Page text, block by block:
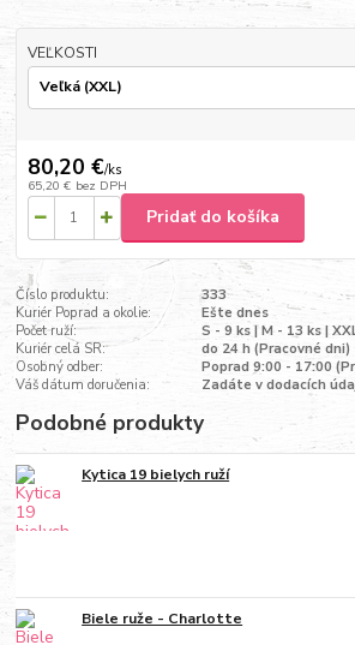
VEĽKOSTI
80,20 €/ks
65,20 € bez DPH
Pridať do košíka
Číslo produktu:
333
Kuriér Poprad a okolie:
Ešte dnes
Počet ruží:
S - 9 ks | M - 13 ks |
Kuriér celá SR:
do 24 h (Pracovné dni)
Osobný odber:
Poprad 9:00 - 17:00
Váš dátum doručenia:
Zadáte v dodacích
Podobné produkty
Kytica 19 bielych ruží
Biele ruže - Charlotte